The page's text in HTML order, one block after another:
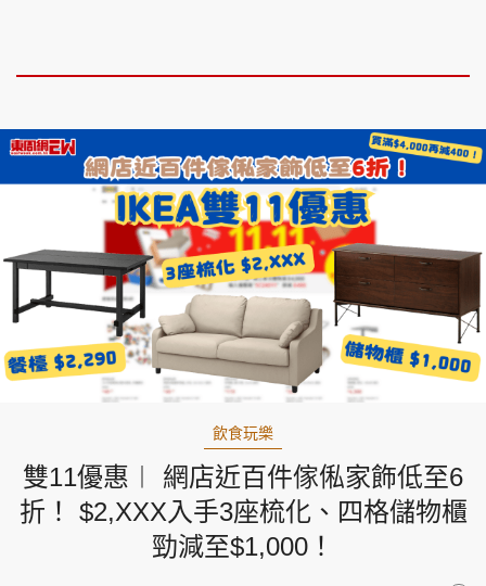
飲食玩樂
雙11優惠︱ 網店近百件傢俬家飾低至6
折！ $2,XXX入手3座梳化、四格儲物櫃
勁減至$1,000！